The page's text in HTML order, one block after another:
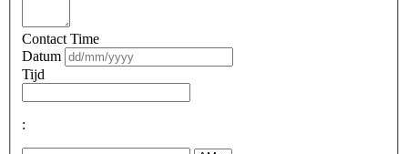
Contact Time
Datum
Tijd
: